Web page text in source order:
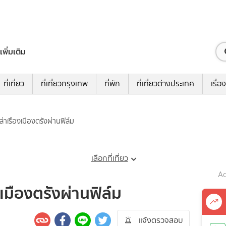
เพิ่มเติม
ที่เที่ยว ที่เที่ยวกรุงเทพ ที่พัก ที่เที่ยวต่างประเทศ เรื่อ
าเรืองเมืองตรังผ่านฟิล์ม
เลือกที่เที่ยว
เมืองตรังผ่านฟิล์ม
แจ้งตรวจสอบ